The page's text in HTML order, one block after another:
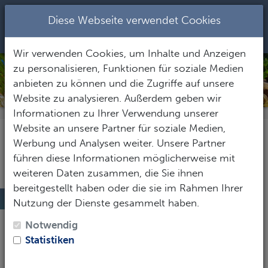
Toggle
SEYCHELLEN
Nennenswertes zu Seychellen
Nicht nur ein anderer Ort, sondern eine ganz andere
Welt.
Diese Webseite verwendet Cookies
Wir verwenden Cookies, um Inhalte und Anzeigen
zu personalisieren, Funktionen für soziale Medien
anbieten zu können und die Zugriffe auf unsere
Website zu analysieren. Außerdem geben wir
Informationen zu Ihrer Verwendung unserer
Website an unsere Partner für soziale Medien,
Werbung und Analysen weiter. Unsere Partner
führen diese Informationen möglicherweise mit
weiteren Daten zusammen, die Sie ihnen
bereitgestellt haben oder die sie im Rahmen Ihrer
Nutzung der Dienste gesammelt haben.
Notwendig
Statistiken